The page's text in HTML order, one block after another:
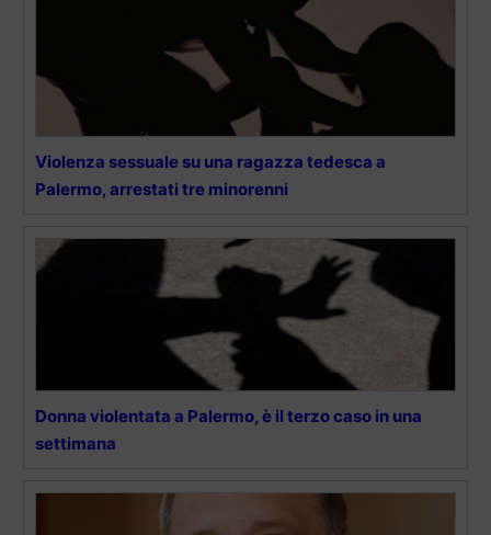
Violenza sessuale su una ragazza tedesca a
Palermo, arrestati tre minorenni
Donna violentata a Palermo, è il terzo caso in una
settimana